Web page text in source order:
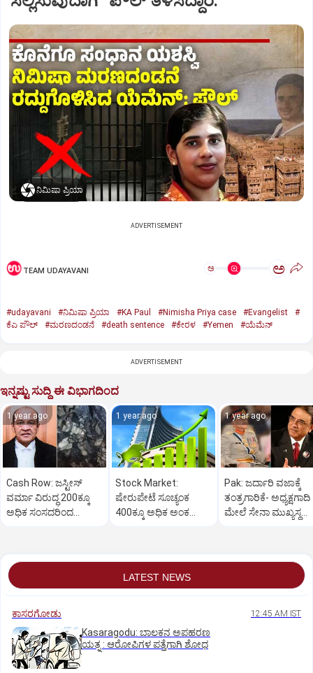
ನಿಮಿಷಾ ಪ್ರಿಯಾ
ADVERTISEMENT
TEAM UDAYAVANI ಅ ಅ
#udayavani #ನಿಮಿಷಾ ಪ್ರಿಯಾ #KA Paul #Nimisha Priya case #Evangelist
#
ಕೆಎ ಪೌಲ್
#ಮರಣದಂಡನೆ #death sentence #ಕೇರಳ #Yemen #ಯೆಮೆನ್‌
ADVERTISEMENT
ಇನ್ನಷ್ಟು ಸುದ್ದಿ ಈ ವಿಭಾಗದಿಂದ
1 year ago
Cash Row: ಜಸ್ಟೀಸ್‌
ವರ್ಮಾ ವಿರುದ್ಧ 200ಕ್ಕೂ
ಅಧಿಕ ಸಂಸದರಿಂದ
1 year ago
Stock Market:
ಷೇರುಪೇಟೆ ಸೂಚ್ಯಂಕ
400ಕ್ಕೂ ಅಧಿಕ ಅಂಕ
1 year ago
Pak: ಜರ್ದಾರಿ ವಜಾಕ್ಕೆ
ತಂತ್ರಗಾರಿಕೆ- ಅಧ್ಯಕ್ಷಗಾದಿ
ಮೇಲೆ ಸೇನಾ ಮುಖ್ಯಸ್ಥ
LATEST NEWS
ಕಾಸರಗೋಡು 12:45 AM IST
Kasaragodu: ಬಾಲಕನ ಅಪಹರಣ
ಯತ್ನ : ಆರೋಪಿಗಳ ಪತ್ತೆಗಾಗಿ ಶೋಧ